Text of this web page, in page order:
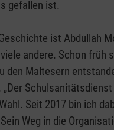
gefallen ist.
ist Abdullah
andere. Schon früh
den Maltesern
„Der
Seit 2017 bin ich
Weg in die